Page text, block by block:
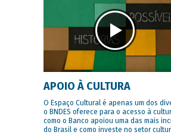
APOIO À CULTURA
O Espaço Cultural é apenas um dos
o BNDES oferece para o acesso à
como o Banco apoiou uma das mais
do Brasil e como investe no setor